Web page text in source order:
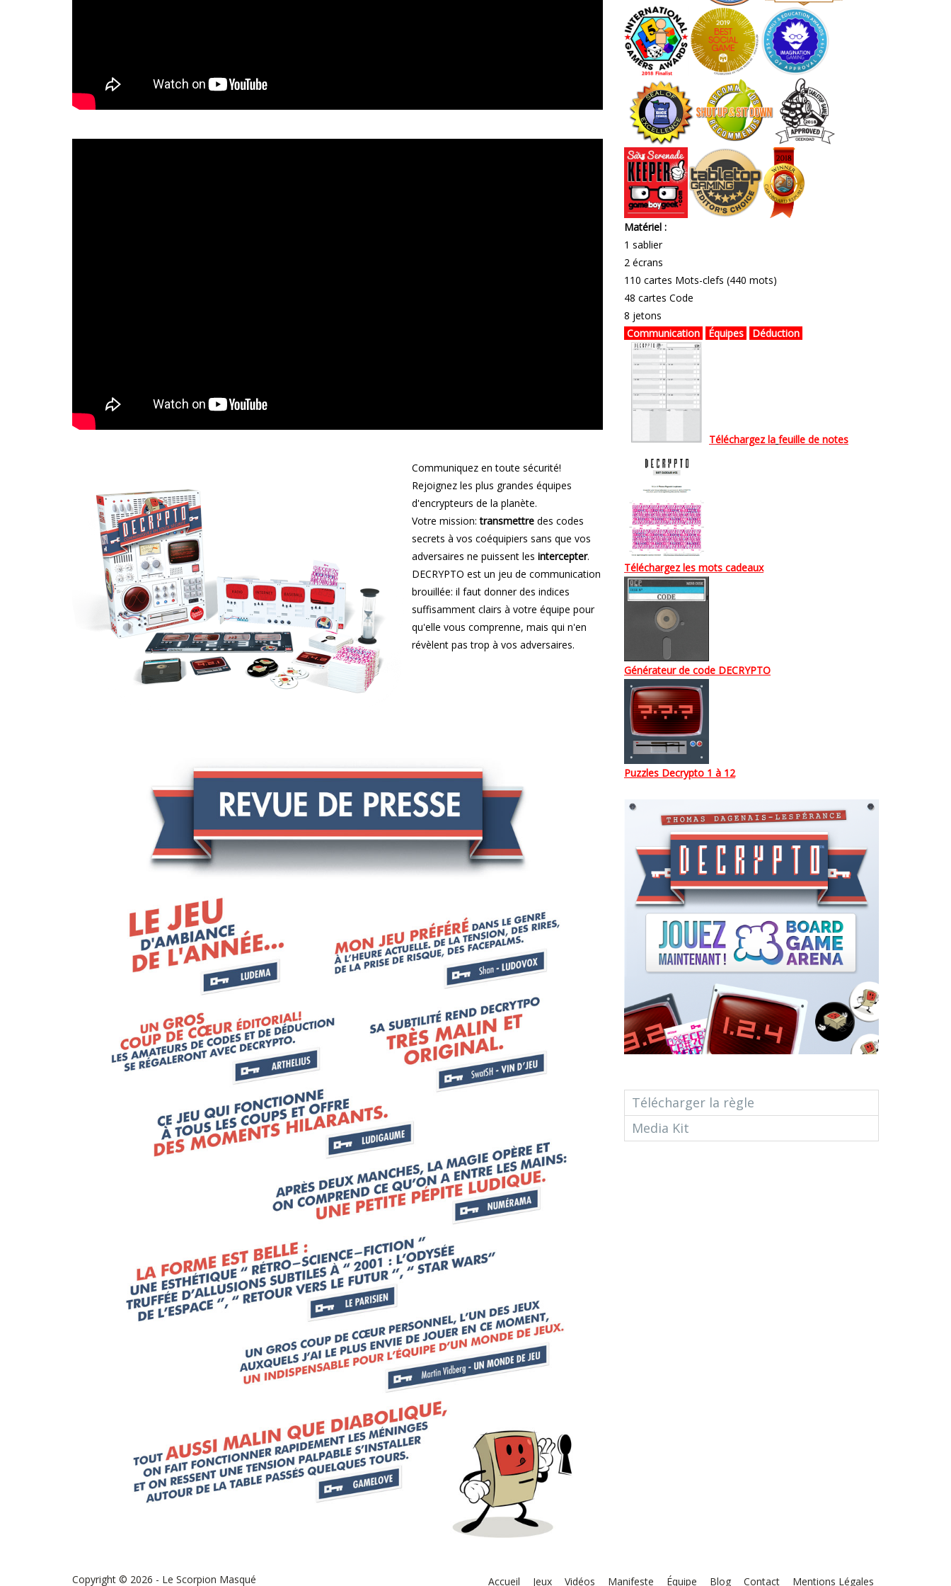
Communiquez en toute sécurité!
Rejoignez les plus grandes équipes
d'encrypteurs de la planète.
Votre mission:transmettre des codes
secrets à vos coéquipiers sans que vos
adversaires ne puissent les intercepter.
DECRYPTO est un jeu de communication
brouillée: il faut donner des indices
suffisamment clairs à votre équipe pour
qu'elle vous comprenne, mais qui n'en
révèlent pas trop à vos adversaires.
Matériel :
1 sablier
2 écrans
110 cartes Mots-clefs (440 mots)
48 cartes Code
8 jetons
Communication
Équipes Déduction
Téléchargez la feuille de notes
Téléchargez les mots cadeaux
Générateur de code DECRYPTO
Puzzles Decrypto 1 à 12
Télécharger la règle
Media Kit
Copyright © 2026 - Le Scorpion Masqué Accueil Jeux Vidéos Manifeste Équipe Blog Contact Mentions Légales